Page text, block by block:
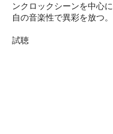
ンクロックシーンを中心
自の音楽性で異彩を放つ。
試聴